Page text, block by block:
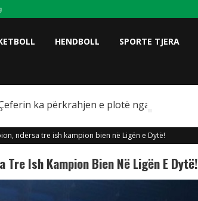
HENDBOLL SPORTE TJERA
ka përkrahjen e plotë nga Omeragiç
ndërsa tre ish kampion bien në Ligën e Dytë!
Ish Kampion Bien Në Ligën E Dytë!